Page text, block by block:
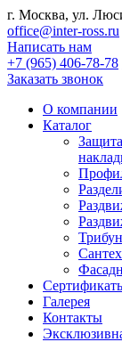
г. Москва, ул.
office@inter-ross.ru
Написать нам
+7 (965) 406-78-78
Заказать звонок
О компании
Каталог
Галерея
Контакты